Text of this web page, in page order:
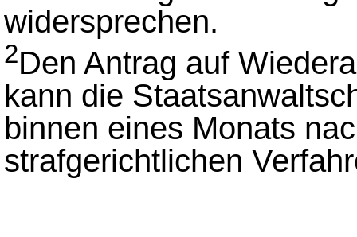
widersprechen.
2Den Antrag auf
kann die
binnen eines Monats
strafgerichtlichen